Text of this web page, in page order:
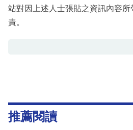
站對因上述人士張貼之資訊內容
責。
推薦閱讀